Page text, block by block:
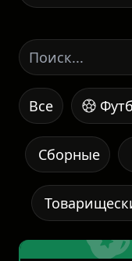
Все
Сборные